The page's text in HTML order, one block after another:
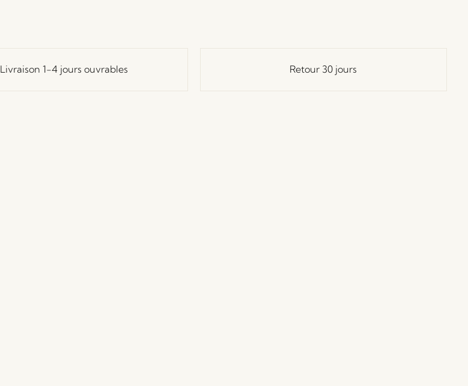
Livraison 1-4 jours ouvrables Retour 30 jours